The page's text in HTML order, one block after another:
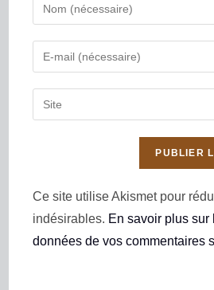
Ce site utilise Akismet pour
indésirables. En savoir plus sur
données de vos commentaires